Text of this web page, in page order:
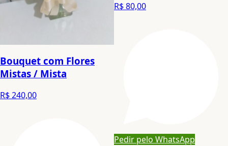
Bouquet com Flores
Mistas / Mista
R$ 240,00
R$ 80,00
Pedir pelo WhatsApp